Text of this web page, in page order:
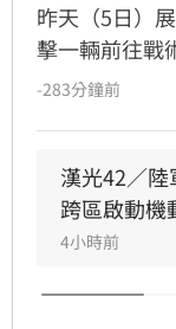
昨天（5日）
擊一輛前往戰
駛逃生門竟意
-283分鐘前
漢光42／
跨區啟動機
4小時前